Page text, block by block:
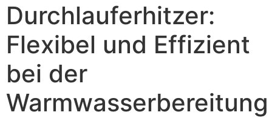
Durchlauferhitzer:
Flexibel und Effizient
bei der
Warmwasserbereitung